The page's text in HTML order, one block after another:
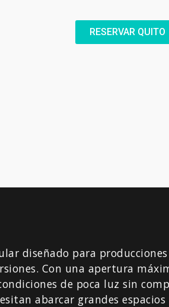
RESERVAR QUITO
diseñado para
Con una apertura
de poca luz sin
abarcar grandes